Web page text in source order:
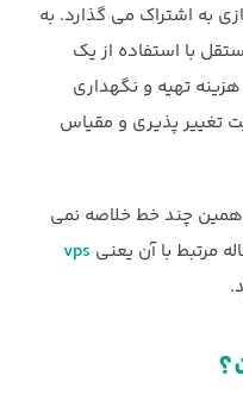
به اشتراک می گذارد. به
با استفاده از یک
تهیه و نگهداری
تغییر پذیری و مقیاس
چند خط خلاصه نمی
مرتبط با آن یعنی vps